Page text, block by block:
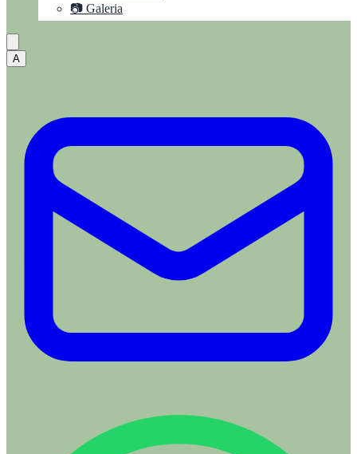
📷 Galeria
A